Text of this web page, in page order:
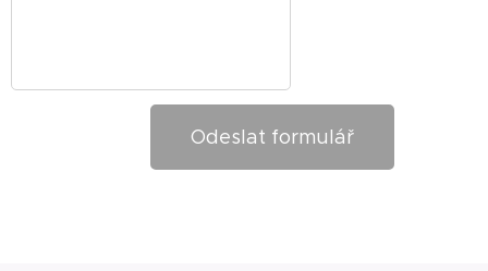
Odeslat formulář